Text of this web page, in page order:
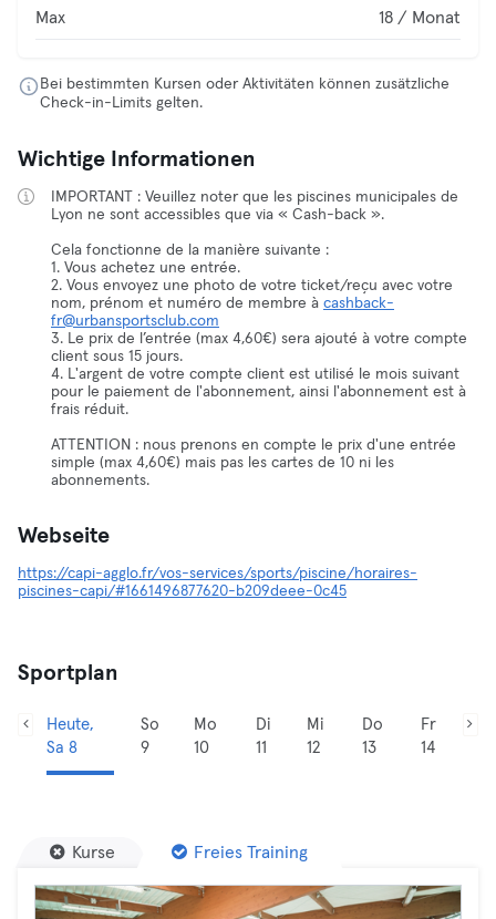
Max 18 / Monat
Bei bestimmten Kursen oder Aktivitäten können zusätzliche
Check-in-Limits gelten.
Wichtige Informationen
IMPORTANT : Veuillez noter que les piscines municipales de
Lyon ne sont accessibles que via « Cash-back ».
Cela fonctionne de la manière suivante :
1. Vous achetez une entrée.
2. Vous envoyez une photo de votre ticket/reçu avec votre
nom, prénom et numéro de membre à cashback-
fr@urbansportsclub.com
3. Le prix de l’entrée (max 4,60€) sera ajouté à votre compte
client sous 15 jours.
4. L'argent de votre compte client est utilisé le mois suivant
pour le paiement de l'abonnement, ainsi l'abonnement est à
frais réduit.
ATTENTION : nous prenons en compte le prix d'une entrée
simple (max 4,60€) mais pas les cartes de 10 ni les
abonnements.
Webseite
https://capi-agglo.fr/vos-services/sports/piscine/horaires-
piscines-capi/#1661496877620-b209deee-0c45
Sportplan
Heute,
Sa 8
So
9
Mo
10
Di
11
Mi
12
Do
13
Fr
14
Kurse Freies Training